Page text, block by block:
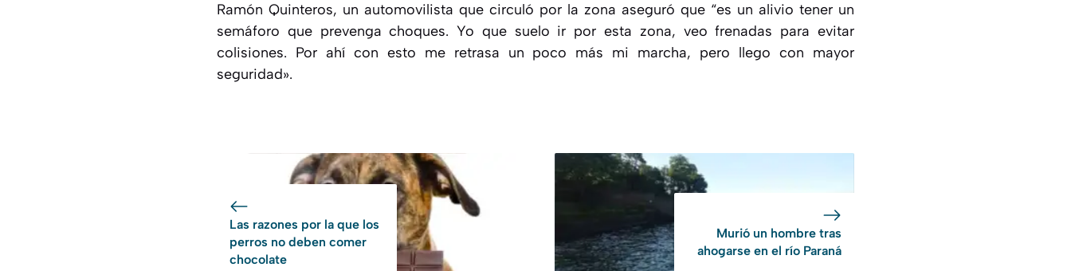
Ramón Quinteros, un automovilista que circuló por la zona aseguró que “es un alivio tener un
semáforo que prevenga choques. Yo que suelo ir por esta zona, veo frenadas para evitar
colisiones. Por ahí con esto me retrasa un poco más mi marcha, pero llego con mayor
seguridad».
Las razones por la que los
perros no deben comer
chocolate
Murió un hombre tras
ahogarse en el río Paraná